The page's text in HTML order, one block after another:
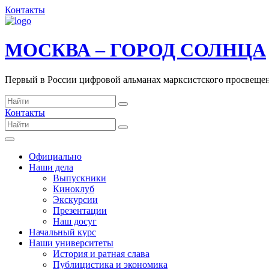
Контакты
МОСКВА – ГОРОД СОЛНЦА
Первый в России цифровой альманах марксистского
Контакты
Официально
Наши дела
Выпускники
Киноклуб
Экскурсии
Презентации
Наш досуг
Начальный курс
Наши университеты
История и ратная слава
Публицистика и экономика